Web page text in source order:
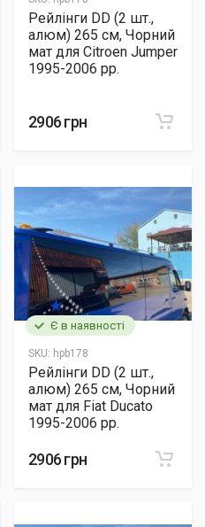
Рейлінги DD (2 шт.,
алюм) 265 см, Чорний
мат для Citroen Jumper
1995-2006 рр.
2906 грн
Є в наявності
SKU: hpb178
Рейлінги DD (2 шт.,
алюм) 265 см, Чорний
мат для Fiat Ducato
1995-2006 рр.
2906 грн